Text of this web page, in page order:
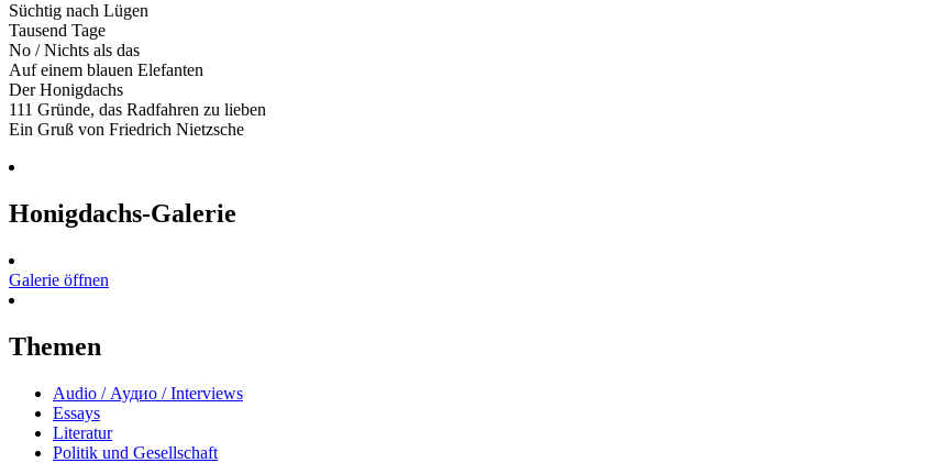
Süchtig nach Lügen
Tausend Tage
No / Nichts als das
Auf einem blauen Elefanten
Der Honigdachs
111 Gründe, das Radfahren zu lieben
Ein Gruß von Friedrich Nietzsche
Honigdachs-Galerie
Galerie öffnen
Themen
Audio / Аудио / Interviews
Essays
Literatur
Politik und Gesellschaft